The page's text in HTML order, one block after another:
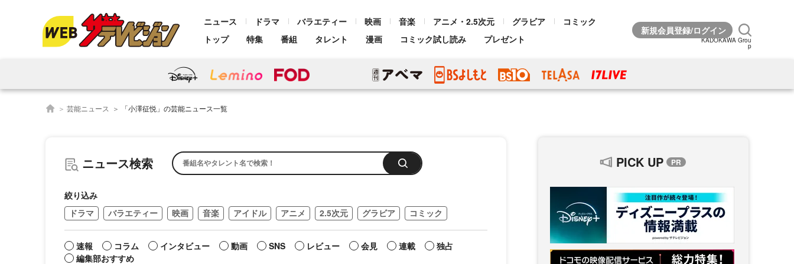
ニュース ドラマ バラエティー 映画 音楽 アニメ・2.5次元 グラビア
コミック
トップ
特集 番組 タレント 漫画 コミック試し読み プレゼント KADOKAWA Grou
p
芸能ニュース 「小澤征悦」の芸能ニュース一覧
ニュース検索
絞り込み
ドラマ
バラエティー 映画 音楽 アイドル アニメ 2.5次元 グラビア コミック
速報 コラム インタビュー 動画 SNS レビュー 会見 連載
独占
編集部おすすめ
PICK UP